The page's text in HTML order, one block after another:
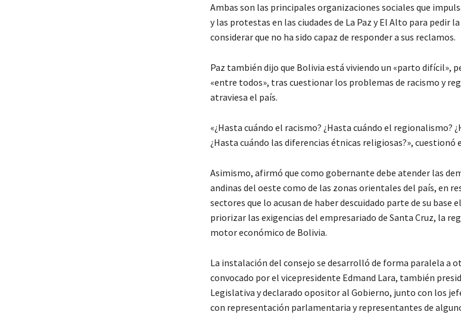
Ambas son las principales organizaciones sociales que
y las protestas en las ciudades de La Paz y El Alto para pedir
considerar que no ha sido capaz de responder a sus reclamos.
Paz también dijo que Bolivia está viviendo un «parto difícil»,
«entre todos», tras cuestionar los problemas de racismo y
atraviesa el país.
«¿Hasta cuándo el racismo? ¿Hasta cuándo el regionalismo?
¿Hasta cuándo las diferencias étnicas religiosas?», cuestionó
Asimismo, afirmó que como gobernante debe atender las
andinas del oeste como de las zonas orientales del país, en
sectores que lo acusan de haber descuidado parte de su
priorizar las exigencias del empresariado de Santa Cruz, la
motor económico de Bolivia.
La instalación del consejo se desarrolló de forma paralela a
convocado por el vicepresidente Edmand Lara, también
Legislativa y declarado opositor al Gobierno, junto con los
con representación parlamentaria y representantes de